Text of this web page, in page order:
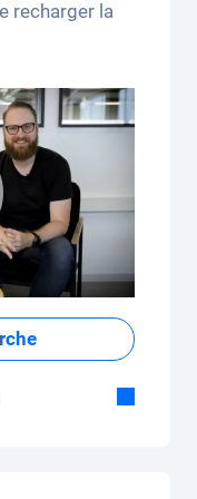
recharger la